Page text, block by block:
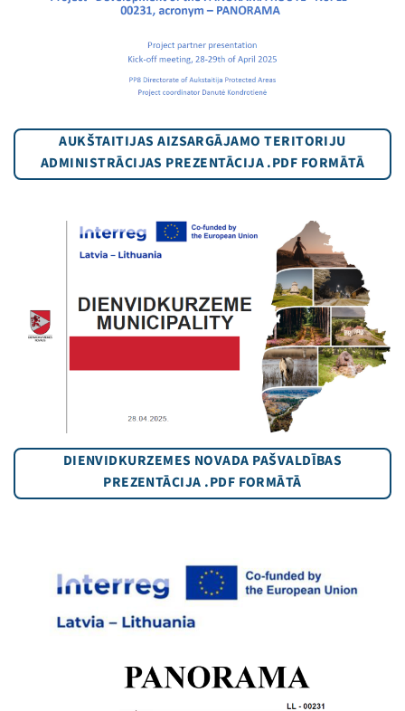
AUKŠTAITIJAS AIZSARGĀJAMO TERITORIJU
ADMINISTRĀCIJAS PREZENTĀCIJA .PDF FORMĀTĀ
DIENVIDKURZEMES NOVADA PAŠVALDĪBAS
PREZENTĀCIJA .PDF FORMĀTĀ